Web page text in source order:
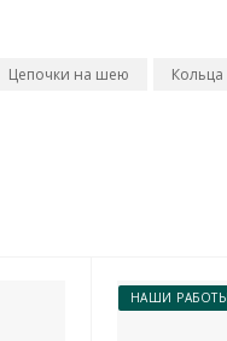
Цепочки на шею Кольца
НАШИ РАБОТЫ